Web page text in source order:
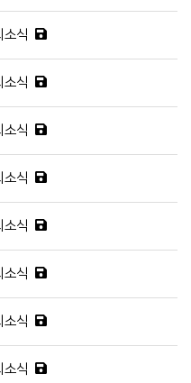
식
식
식
식
식
식
식
식